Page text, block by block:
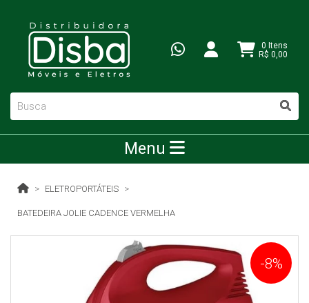
0 Itens
R$ 0,00
Menu
ELETROPORTÁTEIS
BATEDEIRA JOLIE CADENCE VERMELHA
-8%